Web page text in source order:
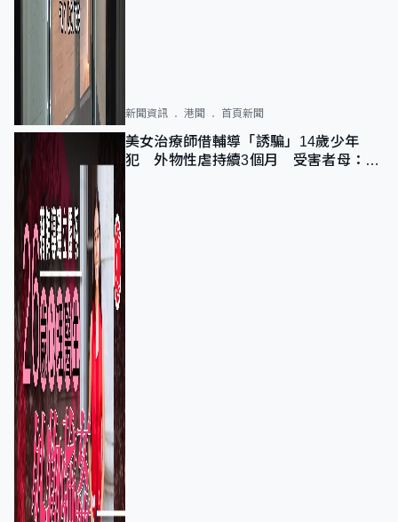
新聞資訊 港聞 首頁新聞
美女治療師借輔導「誘騙」14歲少年
犯 外物性虐持續3個月 受害者母：要